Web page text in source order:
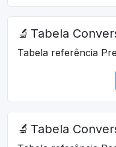
🔬 Tabela
Tabela referência
🔬 Tabela